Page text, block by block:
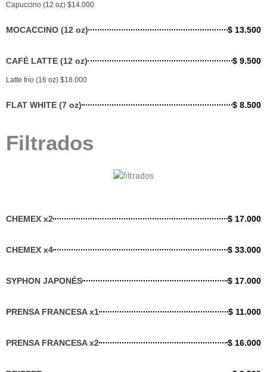
Capuccino (12 oz) $14.000
MOCACCINO (12 oz) $ 13.500
CAFÉ LATTE (12 oz) $ 9.500
Latte frío (16 oz) $18.000
FLAT WHITE (7 oz) $ 8.500
Filtrados
CHEMEX x2 $ 17.000
CHEMEX x4 $ 33.000
SYPHON JAPONÉS $ 17.000
PRENSA FRANCESA x1 $ 11.000
PRENSA FRANCESA x2 $ 16.000